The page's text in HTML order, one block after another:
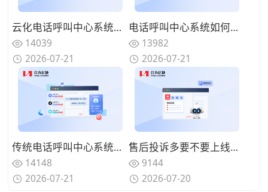
云化电话呼叫中心系统有哪些优势？告别硬件束缚的灵活部署模式
14039
2026-07-21
电话呼叫中心系统如何实现来电智能分配？路由策略优化坐席资源调配
13982
2026-07-21
传统电话呼叫中心系统面临哪些挑战？数字化转型的迫切性与路径
14148
2026-07-21
售后投诉多要不要上线呼叫中心系统？规范来电处理标准
9144
2026-07-20